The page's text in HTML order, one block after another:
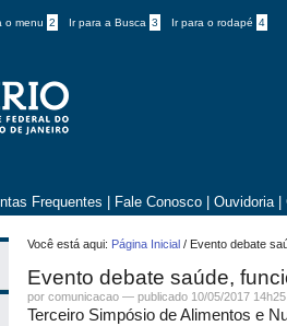
o menu 2 Ir para a Busca 3 Ir para o rodapé 4
Frequentes Fale Conosco Ouvidoria
Você está aqui: Página Inicial / Evento debate
Evento debate saúde,
por comunicacao —publicado 10/05/2017
Terceiro Simpósio de Alimentos e